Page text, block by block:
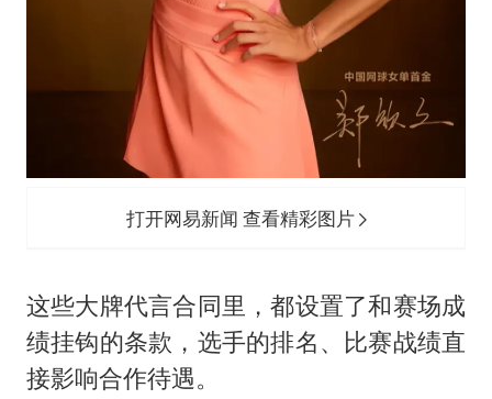
打开网易新闻 查看精彩图片
这些大牌代言合同里，都设置了和赛场成
绩挂钩的条款，选手的排名、比赛战绩直
接影响合作待遇。